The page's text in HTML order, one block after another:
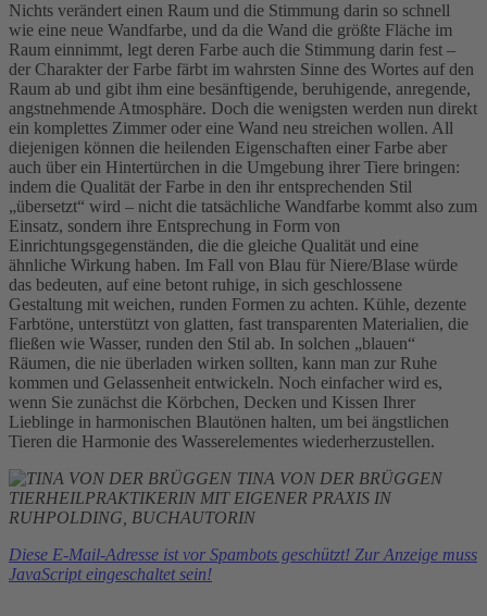
Nichts verändert einen Raum und die Stimmung darin so schnell
wie eine neue Wandfarbe, und da die Wand die größte Fläche im
Raum einnimmt, legt deren Farbe auch die Stimmung darin fest –
der Charakter der Farbe färbt im wahrsten Sinne des Wortes auf den
Raum ab und gibt ihm eine besänftigende, beruhigende, anregende,
angstnehmende Atmosphäre. Doch die wenigsten werden nun direkt
ein komplettes Zimmer oder eine Wand neu streichen wollen. All
diejenigen können die heilenden Eigenschaften einer Farbe aber
auch über ein Hintertürchen in die Umgebung ihrer Tiere bringen:
indem die Qualität der Farbe in den ihr entsprechenden Stil
„übersetzt“ wird – nicht die tatsächliche Wandfarbe kommt also zum
Einsatz, sondern ihre Entsprechung in Form von
Einrichtungsgegenständen, die die gleiche Qualität und eine
ähnliche Wirkung haben. Im Fall von Blau für Niere/Blase würde
das bedeuten, auf eine betont ruhige, in sich geschlossene
Gestaltung mit weichen, runden Formen zu achten. Kühle, dezente
Farbtöne, unterstützt von glatten, fast transparenten Materialien, die
fließen wie Wasser, runden den Stil ab. In solchen „blauen“
Räumen, die nie überladen wirken sollten, kann man zur Ruhe
kommen und Gelassenheit entwickeln. Noch einfacher wird es,
wenn Sie zunächst die Körbchen, Decken und Kissen Ihrer
Lieblinge in harmonischen Blautönen halten, um bei ängstlichen
Tieren die Harmonie des Wasserelementes wiederherzustellen.
TINA VON DER BRÜGGEN
TIERHEILPRAKTIKERIN MIT EIGENER PRAXIS IN
RUHPOLDING, BUCHAUTORIN
Diese E-Mail-Adresse ist vor Spambots geschützt! Zur Anzeige muss
JavaScript eingeschaltet sein!